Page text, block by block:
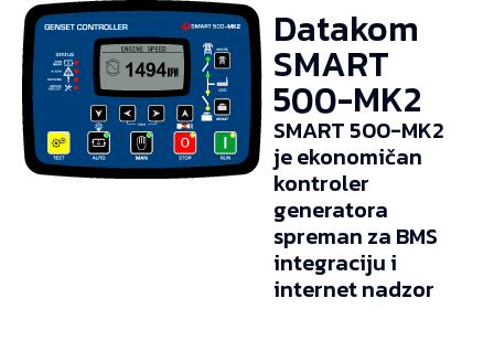
Datakom
SMART
500-MK2
SMART 500-MK2
je ekonomičan
kontroler
generatora
spreman za BMS
integraciju i
internet nadzor